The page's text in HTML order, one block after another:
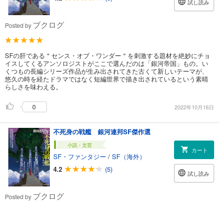
試し読み
Posted by ブクログ
SFの肝である＂センス・オブ・ワンダー＂を刺激する題材を絶妙にチョ
イスしてくるアンソロジストがここで選んだのは「銀河帝国」もの。い
くつもの長編シリーズ作品が生み出されてきた古くて新しいテーマが、
悠久の時を経たドラマではなく短編世界で描き出されているという素晴
らしさを味わえる。
0 2022年10月16日
不死身の戦艦 銀河連邦SF傑作選
小説・文芸
SF・ファンタジー / SF（海外）
4.2
(5)
カート
試し読み
Posted by ブクログ